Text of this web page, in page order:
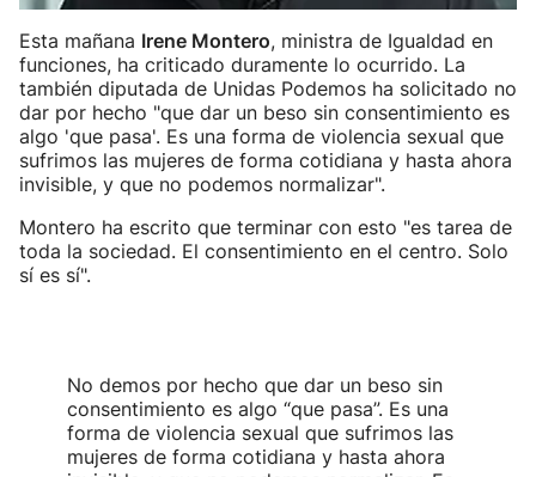
Esta mañana Irene Montero, ministra de Igualdad en
funciones, ha criticado duramente lo ocurrido. La
también diputada de Unidas Podemos ha solicitado no
dar por hecho "que dar un beso sin consentimiento es
algo 'que pasa'. Es una forma de violencia sexual que
sufrimos las mujeres de forma cotidiana y hasta ahora
invisible, y que no podemos normalizar".
Montero ha escrito que terminar con esto "es tarea de
toda la sociedad. El consentimiento en el centro. Solo
sí es sí".
No demos por hecho que dar un beso sin
consentimiento es algo “que pasa”. Es una
forma de violencia sexual que sufrimos las
mujeres de forma cotidiana y hasta ahora